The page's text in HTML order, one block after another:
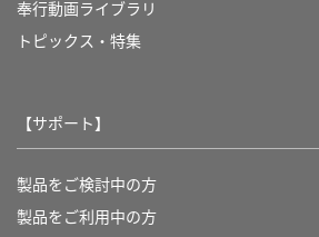
奉行動画ライブラリ
トピックス・特集
【サポート】
製品をご検討中の方
製品をご利用中の方